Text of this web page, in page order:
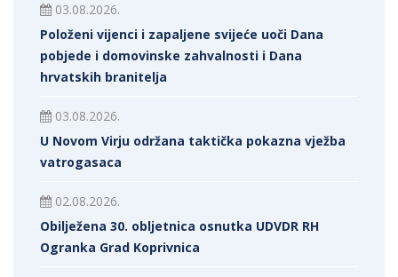
03.08.2026.
Položeni vijenci i zapaljene svijeće uoči Dana
pobjede i domovinske zahvalnosti i Dana
hrvatskih branitelja
03.08.2026.
U Novom Virju održana taktička pokazna vježba
vatrogasaca
02.08.2026.
Obilježena 30. obljetnica osnutka UDVDR RH
Ogranka Grad Koprivnica